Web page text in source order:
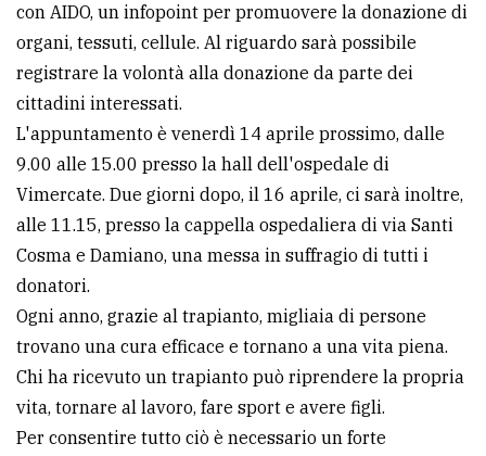
CERCA
Cerca
per
comune
Ricerca
avanzata
LE
ALTRE
TESTATE
con AIDO, un infopoint per promuovere la donazione di
organi, tessuti, cellule. Al riguardo sarà possibile
registrare la volontà alla donazione da parte dei
cittadini interessati.
L'appuntamento è venerdì 14 aprile prossimo, dalle
9.00 alle 15.00 presso la hall dell'ospedale di
Vimercate. Due giorni dopo, il 16 aprile, ci sarà inoltre,
alle 11.15, presso la cappella ospedaliera di via Santi
Cosma e Damiano, una messa in suffragio di tutti i
donatori.
Ogni anno, grazie al trapianto, migliaia di persone
trovano una cura efficace e tornano a una vita piena.
Chi ha ricevuto un trapianto può riprendere la propria
vita, tornare al lavoro, fare sport e avere figli.
Per consentire tutto ciò è necessario un forte